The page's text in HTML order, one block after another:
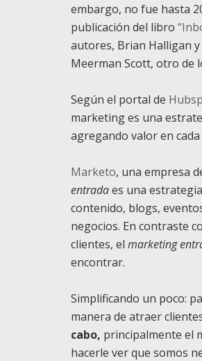
embargo, no fue hasta
publicación del libro “
autores, Brian Halligan
Meerman Scott, otro de
Según el portal de
marketing es una
agregando valor en
Marketo, una empresa
entradaes una
contenido, blogs,
negocios. En contraste
clientes, el marketing
encontrar.
Simplificando un poco:
manera de atraer
cabo, principalmente el
hacerle ver que somos